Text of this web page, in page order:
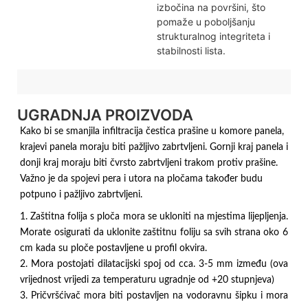
izbočina na površini, što
pomaže u poboljšanju
strukturalnog integriteta i
stabilnosti lista.
UGRADNJA PROIZVODA
Kako bi se smanjila infiltracija čestica prašine u komore panela,
krajevi panela moraju biti pažljivo zabrtvljeni. Gornji kraj panela i
donji kraj moraju biti čvrsto zabrtvljeni trakom protiv prašine.
Važno je da spojevi pera i utora na pločama također budu
potpuno i pažljivo zabrtvljeni.
1. Zaštitna folija s ploča mora se ukloniti na mjestima lijepljenja.
Morate osigurati da uklonite zaštitnu foliju sa svih strana oko 6
cm kada su ploče postavljene u profil okvira.
2. Mora postojati dilatacijski spoj od cca. 3-5 mm između (ova
vrijednost vrijedi za temperaturu ugradnje od +20 stupnjeva)
3. Pričvršćivač mora biti postavljen na vodoravnu šipku i mora